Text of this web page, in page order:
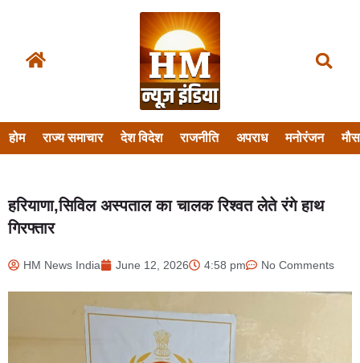
होम राज्य समाचार देश विदेश राजनीति अपराध मनोरंजन
हरियाणा,सिविल अस्पताल का चालक रिश्वत लेते रंगे हाथ
गिरफ्तार
HM News India June 12, 2026 4:58 pm No Comments